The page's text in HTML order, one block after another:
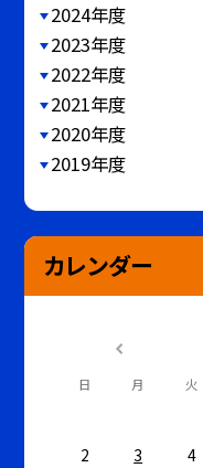
2024年度
2023年度
2022年度
2021年度
2020年度
2019年度
カレンダー
日 月 火
2
3 4